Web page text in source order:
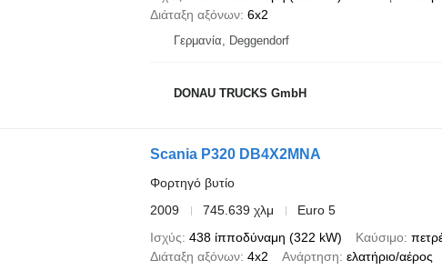
Διάταξη αξόνων 6x2
Γερμανία, Deggendorf
DONAU TRUCKS GmbH
Scania P320 DB4X2MNA
Φορτηγό βυτίο
2009
745.639 χλμ
Euro 5
Ισχύς 438 ίπποδύναμη (322 kW) Καύσιμο
Διάταξη αξόνων 4x2 Ανάρτηση ελατήριο/αέρος